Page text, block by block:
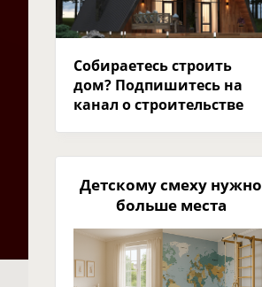
Собираетесь строить
дом? Подпишитесь на
канал о строительстве
Детскому смеху нужно
больше места